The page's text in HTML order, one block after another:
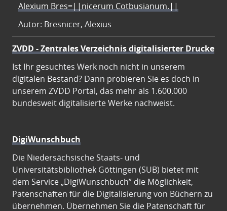
Alexium Bres=||nicerum Cotbusianum.||
Autor: Bresnicer, Alexius
ZVDD - Zentrales Verzeichnis digitalisierter Drucke
Ist Ihr gesuchtes Werk noch nicht in unserem
digitalen Bestand? Dann probieren Sie es doch in
unserem ZVDD Portal, das mehr als 1.600.000
bundesweit digitalisierte Werke nachweist.
DigiWunschbuch
Die Niedersächsische Staats- und
Universitätsbibliothek Göttingen (SUB) bietet mit
dem Service „DigiWunschbuch” die Möglichkeit,
Patenschaften für die Digitalisierung von Büchern zu
übernehmen. Übernehmen Sie die Patenschaft für